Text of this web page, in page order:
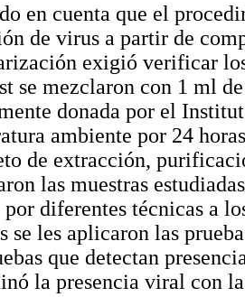
en cuenta que el
de virus a partir de
exigió verificar
se mezclaron con 1 ml
donada por el
ambiente por 24
de extracción,
las muestras
diferentes técnicas a
se les aplicaron las
que detectan
la presencia viral con